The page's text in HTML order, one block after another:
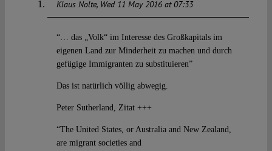
Klaus Nolte Wed 11 May 2016 at 07:33
“… das „Volk“ im Interesse des Großkapitals im
eigenen Land zur Minderheit zu machen und durch
gefügige Immigranten zu substituieren”
Das ist natürlich völlig abwegig.
Peter Sutherland, Zitat +++
“The United States, or Australia and New Zealand,
are migrant societies and